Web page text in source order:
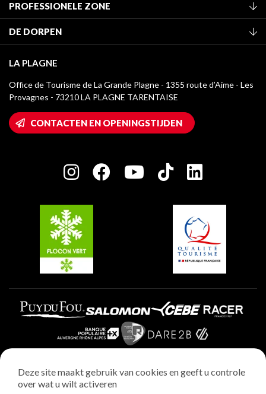
PROFESSIONELE ZONE
Classificatie van de gemeubileerde accommodaties
Verblijfstaks
Mediatheek
La Plagne logo's
Wifi toegang
Huis van de eigenaar
Charter van toegewijde spelers
DE DORPEN
Montchavin - Les Coches
Champagny-en-Vanoise
Plagne 1800
Plagne Villages
Plagne Aime 2000
LA PLAGNE
Office de Tourisme de La Grande Plagne - 1355 route d’Aime - Les
Provagnes - 73210 LA PLAGNE TARENTAISE
CONTACTEN EN OPENINGSTIJDEN
Wettelijke vermeldingen
Deze site maakt gebruik van cookies en geeft u controle
over wat u wilt activeren